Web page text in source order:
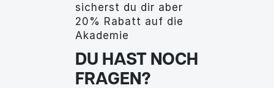
sicherst du dir aber
20% Rabatt auf die
Akademie
DU HAST NOCH
FRAGEN?